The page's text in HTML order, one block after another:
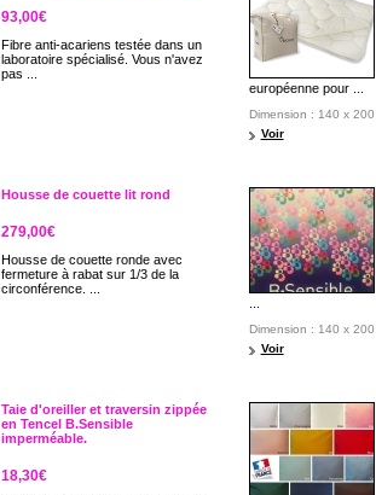
93,00€
Fibre anti-acariens testée dans un
laboratoire spécialisé. Vous n'avez
pas ...
européenne pour ...
Dimension : 140 x 200
Voir
Housse de couette lit rond
279,00€
Housse de couette ronde avec
fermeture à rabat sur 1/3 de la
circonférence. ...
Dimension : 140 x 200
Voir
Taie d'oreiller et traversin zippée
en Tencel B.Sensible
imperméable.
18,30€